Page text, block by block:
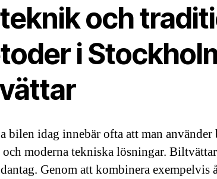
och
i
bilen idag innebär ofta att man
och moderna tekniska lösningar.
Genom att kombinera exempelvis